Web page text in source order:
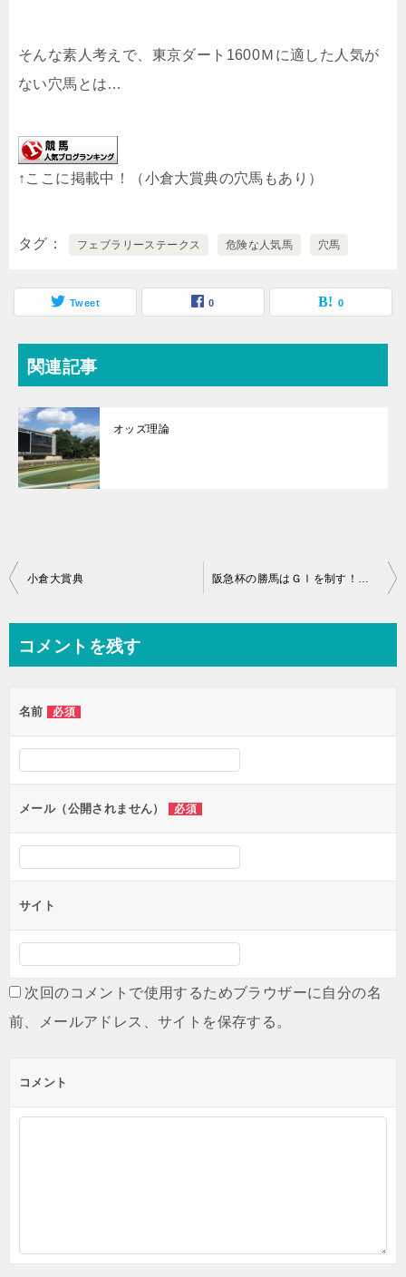
そんな素人考えで、東京ダート1600Ｍに適した人気が
ない穴馬とは…
↑ここに掲載中！（小倉大賞典の穴馬もあり）
タグ フェブラリーステークス 危険な人気馬 穴馬
Tweet 0 0
関連記事
オッズ理論
投
ビ
ー
シ
ン
小倉大賞典 阪急杯の勝馬はＧⅠを制す！その条件とは！？
コメントを残す
名前 必須
メール（公開されません） 必須
サイト
次回のコメントで使用するためブラウザーに自分の名
前、メールアドレス、サイトを保存する。
コメント